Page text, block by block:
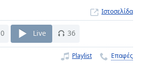
Ιστοσελίδα
Live 36
Playlist Επαφές